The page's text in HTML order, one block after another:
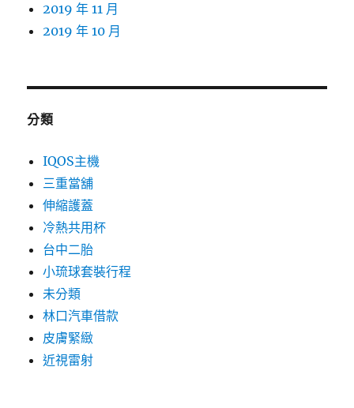
2019 年 11 月
2019 年 10 月
分類
IQOS主機
三重當舖
伸縮護蓋
冷熱共用杯
台中二胎
小琉球套裝行程
未分類
林口汽車借款
皮膚緊緻
近視雷射